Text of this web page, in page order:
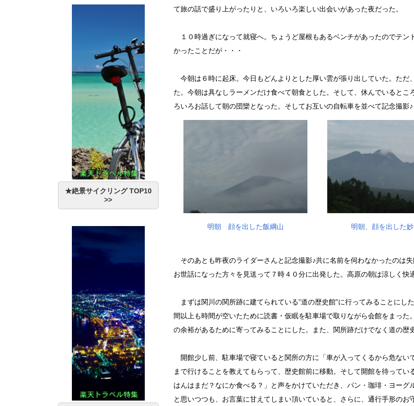
★絶景サイクリング TOP10
>>
て旅の話で盛り上がったりと、いろいろ楽しい出会いがあった夜だった。
１０時過ぎになって就寝へ。ちょうど屋根もあるベンチがあったのでテン
かったことだが・・・
今朝は６時に起床。今日もどんよりとした厚い雲が張り出していた。ただ
た。今朝は具なしラーメンだけ食べて朝食とした。そして、休んでいると
ろいろお話して朝の団欒となった。そしてお互いの自転車を並べて記念撮影♪
明朝 顔を出した飯綱山 明朝、顔を出した
そのあとも昨夜のライダーさんと記念撮影♪共に名前を伺わなかったのは
お世話になった方々を見送って７時４０分に出発した。高原の朝は涼しく快
まずは関川の関所跡に建てられている”道の歴史館”に行ってみることにし
間以上も時間が空いたために読書・仮眠を駐車場で取りながら会館をまっ
の余裕があるために寄ってみることにした。また、関所跡だけでなく道の歴
開館少し前、駐車場で寝ていると関所の方に「車が入ってくるから危な
まで行けることを教えてもらって、歴史館前に移動。そして開館を待って
はんはまだ？なにか食べる？」と声をかけていただき、パン・珈琲・ヨー
と思いつつも、お言葉に甘えてしまい頂いていると、さらに、通行手形の